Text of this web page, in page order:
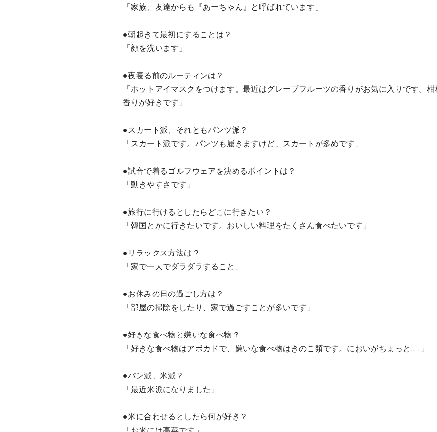
「家族、友達からも『あーちゃん』と呼ばれています」
●朝起きて最初にすることは？
「顔を洗います」
●夜寝る前のルーティンは？
「ホットアイマスクをつけます。最近はグレープフルーツの香りがお気に入りです。
香りが好きです」
●スカート派、それともパンツ派？
「スカート派です。パンツも履きますけど、スカートが多めです」
●試合で着るゴルフウェアを決めるポイントは？
「動きやすさです」
●旅行に行けるとしたらどこに行きたい？
「韓国とかに行きたいです。おいしい料理をたくさん食べたいです」
●リラックス方法は？
「家で一人でダラダラすること」
●お休みの日の過ごし方は？
「部屋の掃除をしたり、家で過ごすことが多いです」
●好きな食べ物と嫌いな食べ物？
「好きな食べ物はアボカドで、嫌いな食べ物はきのこ類です。においがちょっと……」
●パン派、米派？
「最近米派になりました」
●米に合わせるとしたら何が好き？